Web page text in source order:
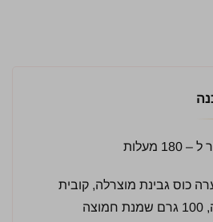
מעלות
כוס גבינת מוצרלה, קובית
גבינה מלוחה, 100 גרם שמנת חמוצה